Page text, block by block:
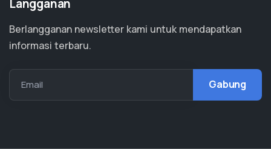
Langganan
Berlangganan newsletter kami untuk mendapatkan
informasi terbaru.
Email